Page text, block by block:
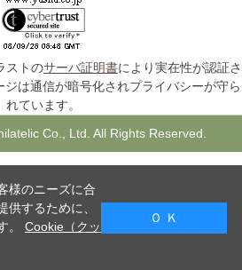
ストのサーバ証明書により実在性が認証さ
は通信が暗号化されプライバシーが守ら
れています。
Co., Ltd. All Rights Reserved.
様のニーズに合
供するために、
。 Cookie（クッ
Ｏ Ｋ